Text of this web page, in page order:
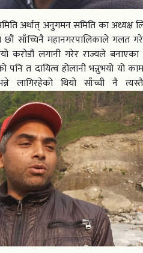
अर्थात् अनुगमन समिति का अध्यक्ष
साँच्चिनै महानगरपालिकाले गलत
करोडौं लगानी गरेर राज्यले
पनि त दायित्व होलानी भन्नुभयो यो
लागिरहेको थियो साँच्ची नै